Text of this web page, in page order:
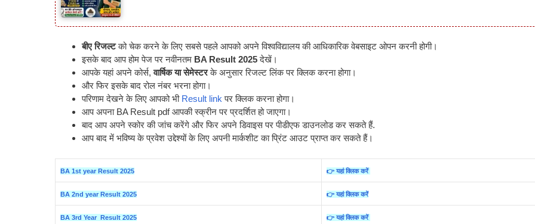
बीए रिजल्टको चेक करने के लिए सबसे पहले आपको अपने विश्वविद्यालय की आधिकारिक वेबसाइट ओपन करनी होगी।
इसके बाद आप होम पेज पर नवीनतम BA Result 2025देखें।
आपके यहां अपने कोर्स,वार्षिक या सेमेस्टरके अनुसार रिजल्ट लिंक पर क्लिक करना होगा।
और फिर इसके बाद रोल नंबर भरना होगा।
परिणाम देखने के लिए आपको भी Result linkपर क्लिक करना होगा।
आप अपना BA Result pdf आपकी स्क्रीन पर प्रदर्शित हो जाएगा।
बाद आप अपने स्कोर की जांच करेंगे और फिर अपने डिवाइस पर पीडीएफ डाउनलोड कर सकते हैं.
आप बाद में भविष्य के प्रवेश उद्देश्यों के लिए अपनी मार्कशीट का प्रिंट आउट प्राप्त कर सकते हैं।
BA 1st year Result 2025 👉 यहां क्लिक करें
BA 2nd year Result 2025 👉 यहां क्लिक करें
BA 3rd Year Result 2025 👉 यहां क्लिक करें